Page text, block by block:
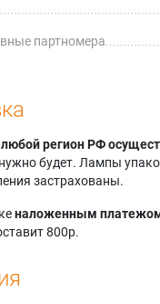
партномера
регион РФ
будет. Лампы
застрахованы.
наложенным
800р.